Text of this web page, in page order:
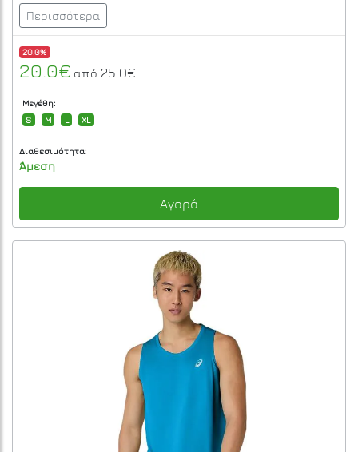
Περισσότερα
20.0%
20.0€ από 25.0€
Μεγέθη:
S
M L XL
Διαθεσιμότητα:
Άμεση
Αγορά